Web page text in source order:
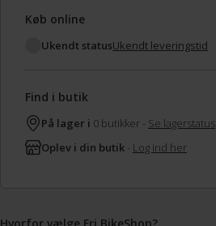
Køb online
Ukendt statusUkendt leveringstid
Find i butik
På lager i 0 butikker - Se lagerstatus
Oplev i din butik - Log ind her